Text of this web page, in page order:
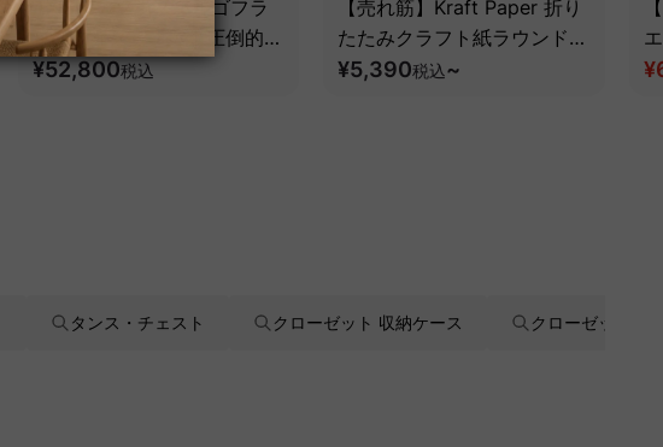
AXISU アクシスエルゴフラ
イオフィスチェア｜圧倒的な
追従機能とフルサポート構造
¥52,800税込
【売れ筋】Kraft Paper 折り
たたみクラフト紙ラウンドス
ツール
¥5,390税込~
タンス・チェスト クローゼット 収納ケース クローゼット収